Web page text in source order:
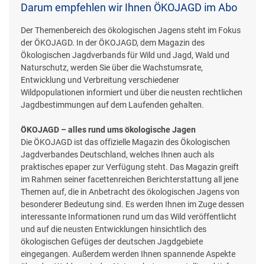
Darum empfehlen wir Ihnen ÖKOJAGD im Abo
Der Themenbereich des ökologischen Jagens steht im Fokus
der ÖKOJAGD. In der ÖKOJAGD, dem Magazin des
Ökologischen Jagdverbands für Wild und Jagd, Wald und
Naturschutz, werden Sie über die Wachstumsrate,
Entwicklung und Verbreitung verschiedener
Wildpopulationen informiert und über die neusten rechtlichen
Jagdbestimmungen auf dem Laufenden gehalten.
ÖKOJAGD – alles rund ums ökologische Jagen
Die ÖKOJAGD ist das offizielle Magazin des Ökologischen
Jagdverbandes Deutschland, welches Ihnen auch als
praktisches epaper zur Verfügung steht. Das Magazin greift
im Rahmen seiner facettenreichen Berichterstattung all jene
Themen auf, die in Anbetracht des ökologischen Jagens von
besonderer Bedeutung sind. Es werden Ihnen im Zuge dessen
interessante Informationen rund um das Wild veröffentlicht
und auf die neusten Entwicklungen hinsichtlich des
ökologischen Gefüges der deutschen Jagdgebiete
eingegangen. Außerdem werden Ihnen spannende Aspekte